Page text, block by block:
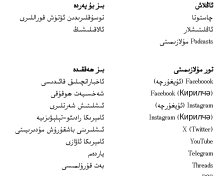
ئاڭلاش
چاستوتا
ئاڭلىتىشلار
Podcasts مۇلازىمىتى
بىز بۇ يەردە
توسۇقلىرىدىن ئۆتۈش قوراللىرى
ئالاقىلىشىڭ
تور مۇلازىمىتى
Faceboook (ئۇيغۇرچە)
Opens in new window
Facebook (Кирилчә)
Opens in new window
Instagram (ئۇيغۇرچە)
Opens in new window
Instagram (Кирилчә)
Opens in new window
X (Twitter)
YouTube
Telegram
Threads
بىز ھەققىدە
ئاخباراتچىلىق قائىدىسى
شەخسىيەت ھوقۇقى
ئىشلىتىش شەرتلىرى
ئامېرىكا رادىئو-تېلېۋىزىيە
ئىشلىرىنى باشقۇرۇش مۇدىرىيىتى
ئامېرىكا ئاۋازى
ياردەم
بەت قۇرۇلمىسى